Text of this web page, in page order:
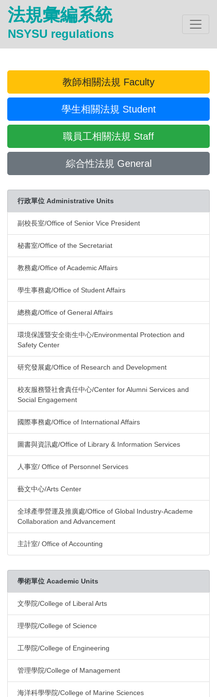
法規彙編系統
NSYSU regulations
教師相關法規 Faculty
學生相關法規 Student
職員工相關法規 Staff
綜合性法規 General
行政單位 Administrative Units
副校長室/Office of Senior Vice President
秘書室/Office of the Secretariat
教務處/Office of Academic Affairs
學生事務處/Office of Student Affairs
總務處/Office of General Affairs
環境保護暨安全衛生中心/Environmental Protection and
Safety Center
研究發展處/Office of Research and Development
校友服務暨社會責任中心/Center for Alumni Services and
Social Engagement
國際事務處/Office of International Affairs
圖書與資訊處/Office of Library & Information Services
人事室/ Office of Personnel Services
藝文中心/Arts Center
全球產學營運及推廣處/Office of Global Industry-Academe
Collaboration and Advancement
主計室/ Office of Accounting
學術單位 Academic Units
文學院/College of Liberal Arts
理學院/College of Science
工學院/College of Engineering
管理學院/College of Management
海洋科學學院/College of Marine Sciences